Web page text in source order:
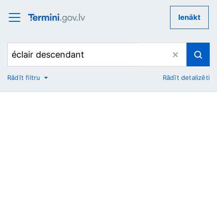
Ienākt
No
Rādīt filtru Rādīt detalizēti